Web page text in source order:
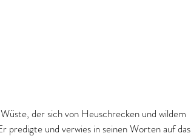
der sich von Heuschrecken und wildem
und verwies in seinen Worten auf das